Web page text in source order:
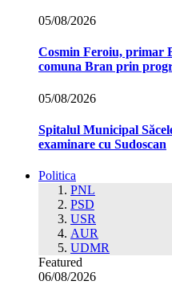
05/08/2026
Cosmin Feroiu, primar
comuna Bran prin
05/08/2026
Spitalul Municipal
examinare cu Sudoscan
Politica
PNL
PSD
USR
AUR
UDMR
Featured
06/08/2026